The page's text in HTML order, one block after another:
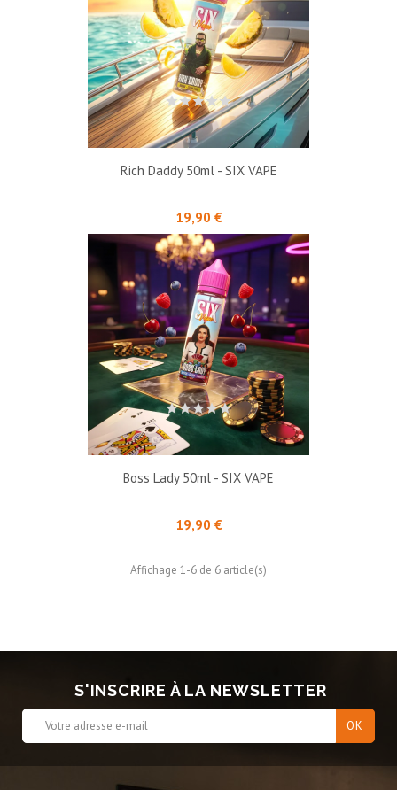
Rich Daddy 50ml - SIX VAPE
19,90 €Prix
Boss Lady 50ml - SIX VAPE
19,90 €Prix
Affichage 1-6 de 6 article(s)
S'INSCRIRE À LA NEWSLETTER